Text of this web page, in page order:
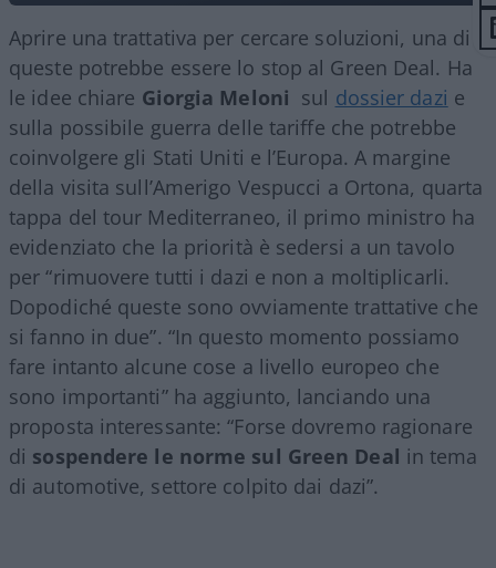
Aprire una trattativa per cercare soluzioni, una di
queste potrebbe essere lo stop al Green Deal. Ha
le idee chiare Giorgia Meloni sul dossier dazi e
sulla possibile guerra delle tariffe che potrebbe
coinvolgere gli Stati Uniti e l’Europa. A margine
della visita sull’Amerigo Vespucci a Ortona, quarta
tappa del tour Mediterraneo, il primo ministro ha
evidenziato che la priorità è sedersi a un tavolo
per “rimuovere tutti i dazi e non a moltiplicarli.
Dopodiché queste sono ovviamente trattative che
si fanno in due”. “In questo momento possiamo
fare intanto alcune cose a livello europeo che
sono importanti” ha aggiunto, lanciando una
proposta interessante: “Forse dovremo ragionare
di sospendere le norme sul Green Deal in tema
di automotive, settore colpito dai dazi”.